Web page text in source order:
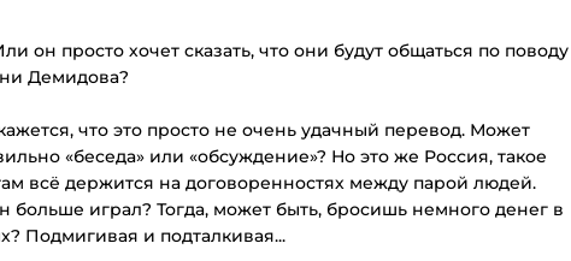
он просто хочет сказать, что они будут общаться по поводу
Демидова?
что это просто не очень удачный перевод. Может
«беседа» или «обсуждение»? Но это же Россия, такое
всё держится на договоренностях между парой людей.
больше играл? Тогда, может быть, бросишь немного денег в
Подмигивая и подталкивая...